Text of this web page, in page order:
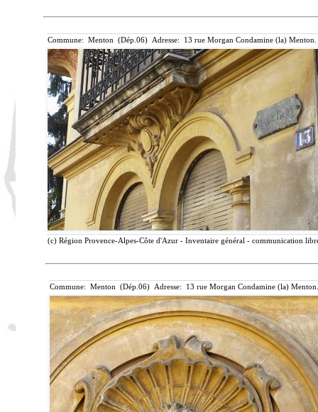
Commune: Menton (Dép.06) Adresse: 13 rue Morgan Condamine (la)
(c) Région Provence-Alpes-Côte d'Azur - Inventaire général - communication
Commune: Menton (Dép.06) Adresse: 13 rue Morgan Condamine (la)